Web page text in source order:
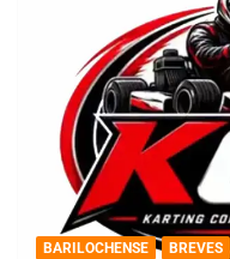
BARILOCHENSE BREVES